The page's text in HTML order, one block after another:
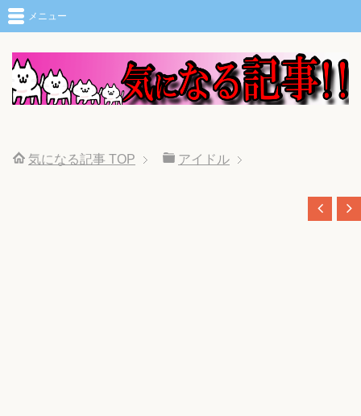
メニュー
気になる記事 TOP アイドル